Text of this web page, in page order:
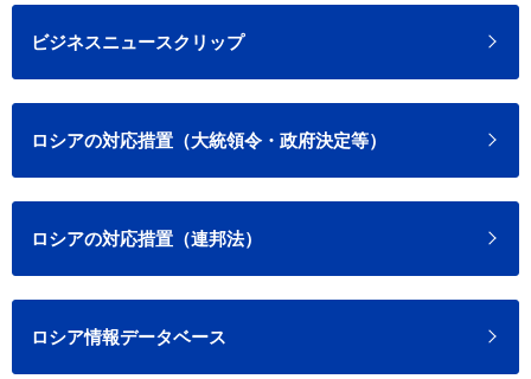
ビジネスニュースクリップ
ロシアの対応措置（大統領令・政府決定等）
ロシアの対応措置（連邦法）
ロシア情報データベース